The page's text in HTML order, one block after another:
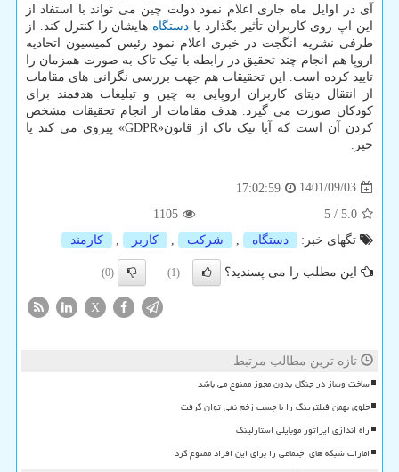
آی در اوایل ماه جاری اعلام نمود دولت چین می تواند با استفاد از
این اپ روی کاربران تأثیر بگذارد یا دستگاه هایشان را کنترل کند. از
طرفی نشریه انگجت در خبری اعلام نمود رئیس کمیسیون اتحادیه
اروپا هم انجام چند تحقیق در رابطه با تیک تاک به صورت همزمان را
تایید کرده است. این تحقیقات هم جهت بررسی نگرانی های مقامات
از انتقال دیتای کاربران اروپایی به چین و تبلیغات هدفمند برای
کودکان صورت می گیرد. هدف مقامات از انجام تحقیقات مشخص
کردن آن است که آیا تیک تاک از قانون«GDPR» پیروی می کند یا
خیر.
1401/09/03
17:02:59
5.0
/
5
1105
تگهای خبر:
دستگاه شركت كاربر كارمند
این مطلب را می پسندید؟ (1)
(0)
X
تازه ترین مطالب مرتبط
ساخت وساز در جنگل بدون مجوز ممنوع می باشد
جلوی بهمن فیلترینگ را با چسب زخم نمی توان گرفت
راه اندازی اپراتور موبایلی استارلینک
امارات شبکه های اجتماعی را برای این افراد ممنوع کرد